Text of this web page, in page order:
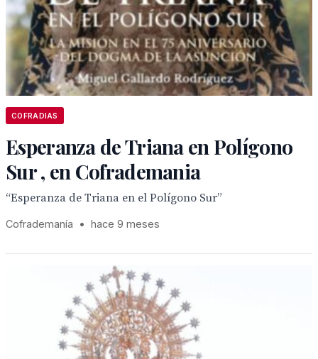
COFRADIAS
Esperanza de Triana en Polígono
Sur , en Cofrademania
“Esperanza de Triana en el Polígono Sur”
Cofrademanía • hace 9 meses